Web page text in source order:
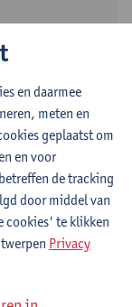
en daarmee
meten en
geplaatst om
en voor
de tracking
door middel van
cookies' te klikken
Privacy